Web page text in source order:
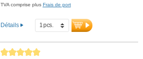
TVA comprise plus Frais de port
Détails
Average rating of 5 out of 5 stars